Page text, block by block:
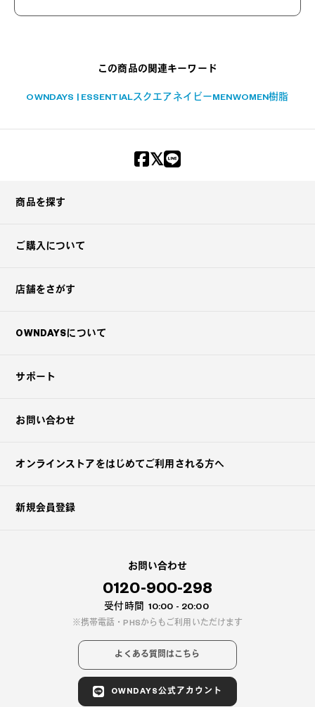
この商品の関連キーワード
OWNDAYS | ESSENTIALスクエア ネイビー MEN WOMEN樹脂
商品を探す
ご購入について
店舗をさがす
OWNDAYSについて
サポート
お問い合わせ
オンラインストアをはじめてご利用される方へ
新規会員登録
お問い合わせ
0120-900-298
受付時間 10:00 - 20:00
携帯電話・PHSからもご利用いただけます
よくある質問はこちら
OWNDAYS公式アカウント